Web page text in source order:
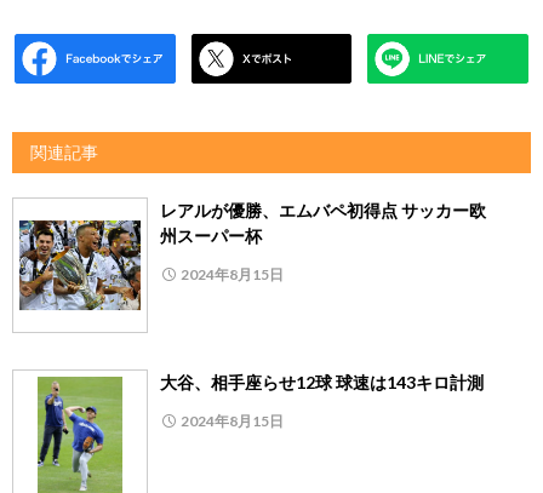
関連記事
レアルが優勝、エムバペ初得点 サッカー欧
州スーパー杯
2024年8月15日
大谷、相手座らせ12球 球速は143キロ計測
2024年8月15日